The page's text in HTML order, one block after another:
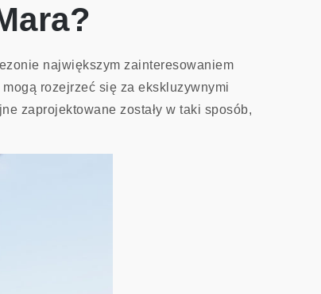
największym zainteresowaniem
rozejrzeć się za ekskluzywnymi
zaprojektowane zostały w taki sposób,